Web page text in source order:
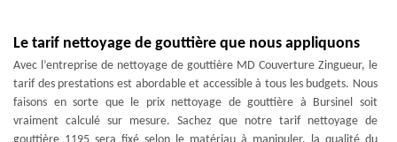
Le tarif nettoyage de gouttière que nous appliquons
Avec l’entreprise de nettoyage de gouttière MD Couverture Zingueur, le
tarif des prestations est abordable et accessible à tous les budgets. Nous
faisons en sorte que le prix nettoyage de gouttière à Bursinel soit
vraiment calculé sur mesure. Sachez que notre tarif nettoyage de